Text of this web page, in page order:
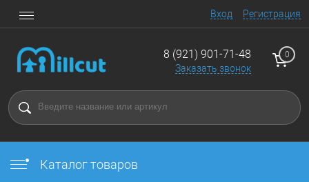
Вход Регистрация
8 (921) 901-71-48
Заказать звонок
0
Каталог товаров